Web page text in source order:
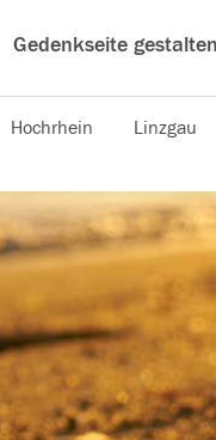
Gedenkseite gestalten
Hochrhein Linzgau